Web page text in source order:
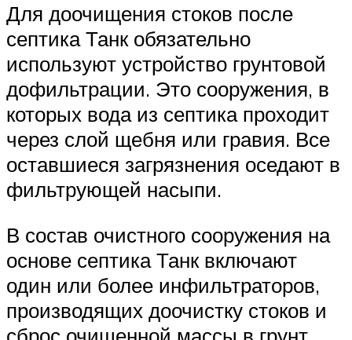
Для доочищения стоков после
септика Танк обязательно
используют устройство грунтовой
дофильтрации. Это сооружения, в
которых вода из септика проходит
через слой щебня или гравия. Все
оставшиеся загрязнения оседают в
фильтрующей насыпи.
В состав очистного сооружения на
основе септика Танк включают
один или более инфильтраторов,
производящих доочистку стоков и